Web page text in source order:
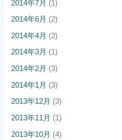
2014年7月 (1)
2014年6月 (2)
2014年4月 (2)
2014年3月 (1)
2014年2月 (3)
2014年1月 (3)
2013年12月 (3)
2013年11月 (1)
2013年10月 (4)